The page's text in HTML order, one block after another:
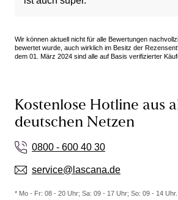
Wir können aktuell nicht für alle Bewertungen
bewertet wurde, auch wirklich im Besitz der
dem 01. März 2024 sind alle auf Basis verifizierter
Kostenlose Hotline aus
deutschen Netzen
0800 - 600 40 30
service@lascana.de
* Mo - Fr: 08 - 20 Uhr; Sa: 09 - 17 Uhr; So: 09 - 14 Uhr.